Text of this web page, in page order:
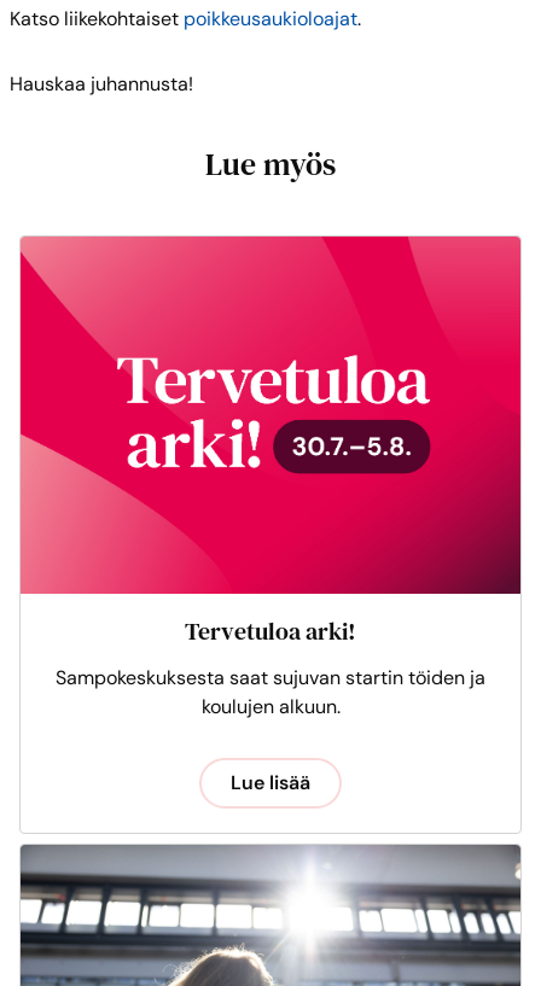
Katso liikekohtaiset poikkeusaukioloajat.
Hauskaa juhannusta!
Lue myös
Tervetuloa arki!
Sampokeskuksesta saat sujuvan startin töiden ja
koulujen alkuun.
Lue lisää